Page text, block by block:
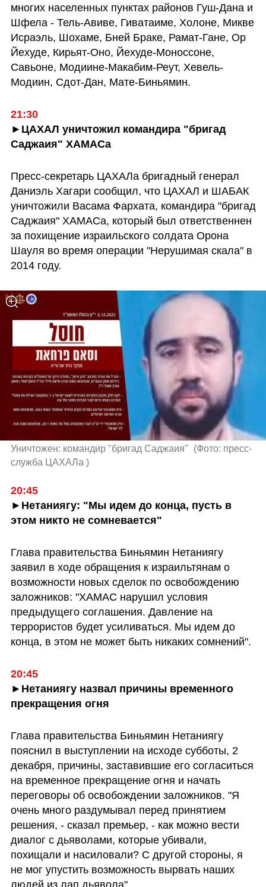
многих населенных пунктах районов Гуш-Дана и
Шфела - Тель-Авиве, Гиватаиме, Холоне, Микве
Исраэль, Шохаме, Бней Браке, Рамат-Гане, Ор
Йехуде, Кирьят-Оно, Йехуде-Моноссоне,
Савьоне, Модиине-Макабим-Реут, Хевель-
Модиин, Сдот-Дан, Мате-Биньямин.
21:30
►ЦАХАЛ уничтожил командира "бригад
Саджаия" ХАМАСа
Пресс-секретарь ЦАХАЛа бригадный генерал
Даниэль Хагари сообщил, что ЦАХАЛ и ШАБАК
уничтожили Васама Фархата, командира "бригад
Саджаия" ХАМАСа, который был ответственнен
за похищение израильского солдата Орона
Шауля во время операции "Нерушимая скала" в
2014 году.
Уничтожен: командир "бригад Саджаия" (Фото: пресс-
служба ЦАХАЛа )
20:45
►Нетаниягу: "Мы идем до конца, пусть в
этом никто не сомневается"
Глава правительства Биньямин Нетаниягу
заявил в ходе обращения к израильтянам о
возможности новых сделок по освобождению
заложников: "ХАМАС нарушил условия
предыдущего соглашения. Давление на
террористов будет усиливаться. Мы идем до
конца, в этом не может быть никаких сомнений".
20:45
►Нетаниягу назвал причины временного
прекращения огня
Глава правительства Биньямин Нетаниягу
пояснил в выступлении на исходе субботы, 2
декабря, причины, заставившие его согласиться
на временное прекращение огня и начать
переговоры об освобождении заложников. "Я
очень много раздумывал перед принятием
решения, - сказал премьер, - как можно вести
диалог с дьяволами, которые убивали,
похищали и насиловали? С другой стороны, я
не мог упустить возможность вырвать наших
людей из лап дьявола".